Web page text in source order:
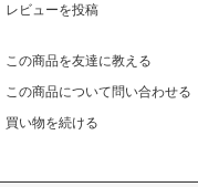
レビューを投稿
この商品を友達に教える
この商品について問い合わせる
買い物を続ける